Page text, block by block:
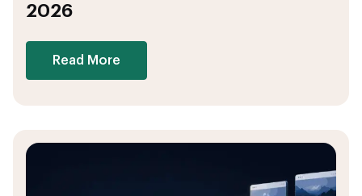
2026
Read More